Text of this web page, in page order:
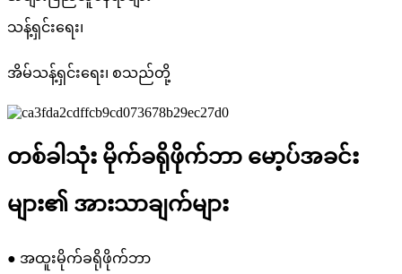
သန့်ရှင်းရေး၊
အိမ်သန့်ရှင်းရေး၊ စသည်တို့
တစ်ခါသုံး မိုက်ခရိုဖိုက်ဘာ မော့ပ်အခင်း
များ၏ အားသာချက်များ
● အထူးမိုက်ခရိုဖိုက်ဘာ